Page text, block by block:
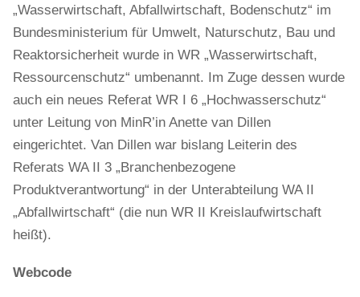
„Wasserwirtschaft, Abfallwirtschaft, Bodenschutz“ im
Bundesministerium für Umwelt, Naturschutz, Bau und
Reaktorsicherheit wurde in WR „Wasserwirtschaft,
Ressourcenschutz“ umbenannt. Im Zuge dessen wurde
auch ein neues Referat WR I 6 „Hochwasserschutz“
unter Leitung von MinR’in Anette van Dillen
eingerichtet. Van Dillen war bislang Leiterin des
Referats WA II 3 „Branchenbezogene
Produktverantwortung“ in der Unterabteilung WA II
„Abfallwirtschaft“ (die nun WR II Kreislaufwirtschaft
heißt).
Webcode